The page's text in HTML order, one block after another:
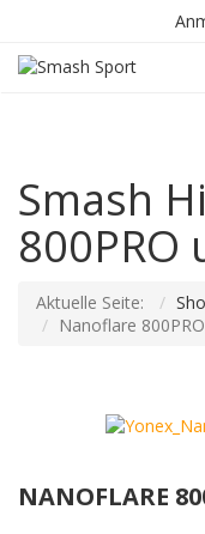
Smash
800PRO
Aktuelle Seite:
Nanoflare
NANOFLARE